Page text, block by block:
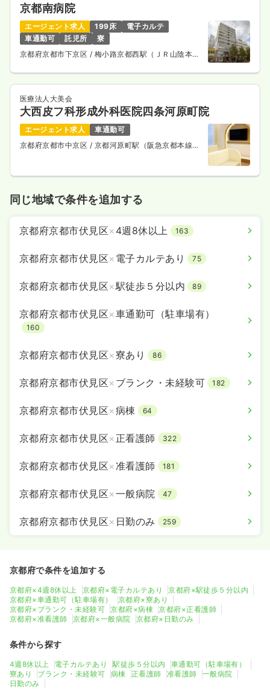
京都南病院
エージェント求人 199床
電子カルテ
車通勤可
託児所
寮
京都府京都市下京区 / 梅小路京都西駅（ＪＲ山陰本
医療法人大美会
大西皮フ科形成外科医院四条河原町院
エージェント求人
車通勤可
京都府京都市中京区 / 京都河原町駅（阪急京都本線）
同じ地域で条件を追加する
京都府京都市伏見区× 4週8休以上 163
京都府京都市伏見区× 電子カルテあり 75
京都府京都市伏見区×駅徒歩５分以内 89
京都府京都市伏見区×車通勤可（駐車場有）
160
京都府京都市伏見区×寮あり 86
京都府京都市伏見区× ブランク・未経験可 182
京都府京都市伏見区×病棟 64
京都府京都市伏見区× 正看護師 322
京都府京都市伏見区×准看護師 181
京都府京都市伏見区×一般病院 47
京都府京都市伏見区× 日勤のみ 259
京都府で条件を追加する
京都府×4週8休以上 京都府×電子カルテあり
京都府×駅徒歩５分以内
京都府×車通勤可（駐車場有）
京都府×寮あり
京都府×ブランク・未経験可
京都府×病棟
京都府×正看護師
京都府×准看護師
京都府×一般病院 京都府×日勤のみ
条件から探す
4週8休以上 電子カルテあり 駅徒歩５分以内
車通勤可（駐車場有）
寮あり
ブランク・未経験可 病棟 正看護師 准看護師
一般病院
日勤のみ